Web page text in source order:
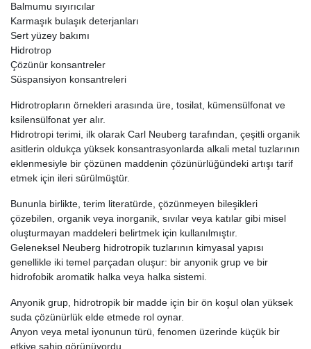
Balmumu sıyırıcılar
Karmaşık bulaşık deterjanları
Sert yüzey bakımı
Hidrotrop
Çözünür konsantreler
Süspansiyon konsantreleri
Hidrotropların örnekleri arasında üre, tosilat, kümensülfonat ve
ksilensülfonat yer alır.
Hidrotropi terimi, ilk olarak Carl Neuberg tarafından, çeşitli organik
asitlerin oldukça yüksek konsantrasyonlarda alkali metal tuzlarının
eklenmesiyle bir çözünen maddenin çözünürlüğündeki artışı tarif
etmek için ileri sürülmüştür.
Bununla birlikte, terim literatürde, çözünmeyen bileşikleri
çözebilen, organik veya inorganik, sıvılar veya katılar gibi misel
oluşturmayan maddeleri belirtmek için kullanılmıştır.
Geleneksel Neuberg hidrotropik tuzlarının kimyasal yapısı
genellikle iki temel parçadan oluşur: bir anyonik grup ve bir
hidrofobik aromatik halka veya halka sistemi.
Anyonik grup, hidrotropik bir madde için bir ön koşul olan yüksek
suda çözünürlük elde etmede rol oynar.
Anyon veya metal iyonunun türü, fenomen üzerinde küçük bir
etkiye sahip görünüyordu.